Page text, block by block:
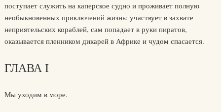
поступает служить на каперское судно и проживает полную
необыкновенных приключений жизнь: участвует в захвате
неприятельских кораблей, сам попадает в руки пиратов,
оказывается пленником дикарей в Африке и чудом спасается.
ГЛАВА I
Мы уходим в море.